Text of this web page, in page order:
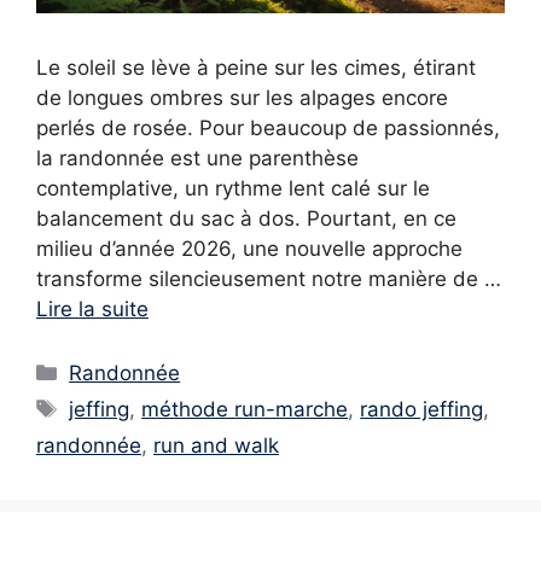
Le soleil se lève à peine sur les cimes, étirant
de longues ombres sur les alpages encore
perlés de rosée. Pour beaucoup de passionnés,
la randonnée est une parenthèse
contemplative, un rythme lent calé sur le
balancement du sac à dos. Pourtant, en ce
milieu d’année 2026, une nouvelle approche
transforme silencieusement notre manière de …
Lire la suite
Catégories
Randonnée
Étiquettes
jeffing, méthode run-marche, rando jeffing,
randonnée, run and walk